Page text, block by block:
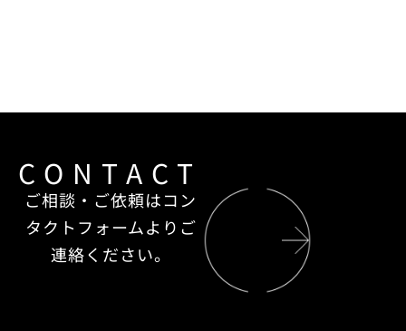
CONTACT
ご相談・ご依頼はコン
タクトフォームよりご
連絡ください。